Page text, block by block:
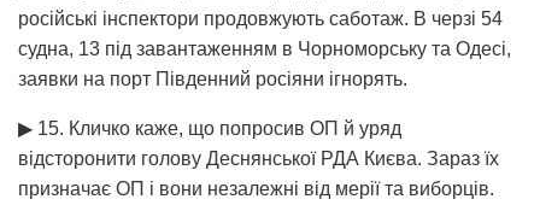
російські інспектори продовжують саботаж. В черзі 54
судна, 13 під завантаженням в Чорноморську та Одесі,
заявки на порт Південний росіяни ігнорять.
▶ 15. Кличко каже, що попросив ОП й уряд
відсторонити голову Деснянської РДА Києва. Зараз їх
призначає ОП і вони незалежні від мерії та виборців.